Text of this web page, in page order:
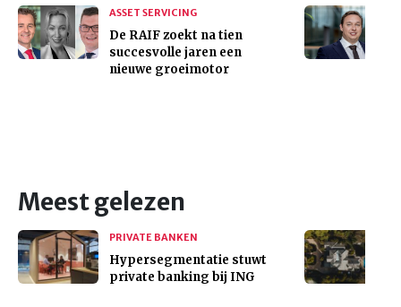
ASSET SERVICING
De RAIF zoekt na tien
succesvolle jaren een
nieuwe groeimotor
Meest gelezen
PRIVATE BANKEN
Hypersegmentatie stuwt
private banking bij ING